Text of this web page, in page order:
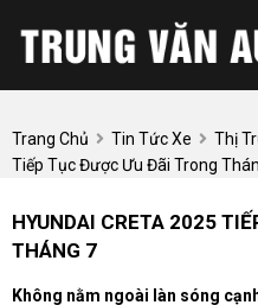
Trang Chủ Tin Tức Xe Thị
Tiếp Tục Được Ưu Đãi Trong
HYUNDAI CRETA 2025
THÁNG 7
Không nằm ngoài làn sóng